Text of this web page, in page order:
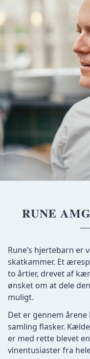
RUNE
Rune’s hjertebarn er
skatkammer. Et
to årtier, drevet af
ønsket om at dele
muligt.
Det er gennem årene
samling flasker.
er med rette blevet
vinentusiaster fra